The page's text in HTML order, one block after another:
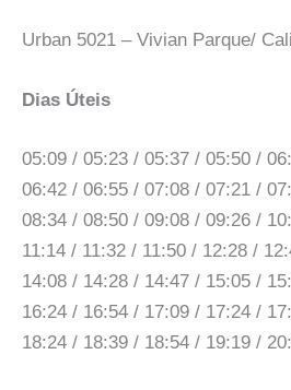
Urban 5021 – Vivian Parque/
Dias Úteis
05:09 / 05:23 / 05:37 / 05:50 /
06:42 / 06:55 / 07:08 / 07:21 /
08:34 / 08:50 / 09:08 / 09:26 /
11:14 / 11:32 / 11:50 / 12:28 /
14:08 / 14:28 / 14:47 / 15:05 /
16:24 / 16:54 / 17:09 / 17:24 /
18:24 / 18:39 / 18:54 / 19:19 /